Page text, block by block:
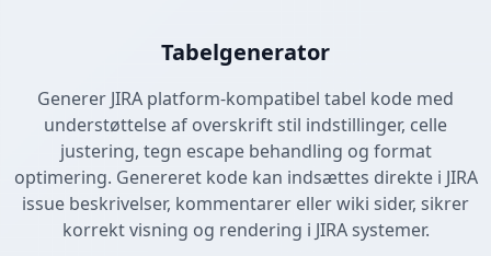
Tabelgenerator
Generer JIRA platform-kompatibel tabel kode med
understøttelse af overskrift stil indstillinger, celle
justering, tegn escape behandling og format
optimering. Genereret kode kan indsættes direkte i JIRA
issue beskrivelser, kommentarer eller wiki sider, sikrer
korrekt visning og rendering i JIRA systemer.